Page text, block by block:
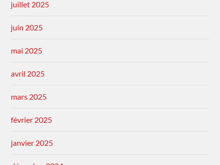
juillet 2025
juin 2025
mai 2025
avril 2025
mars 2025
février 2025
janvier 2025